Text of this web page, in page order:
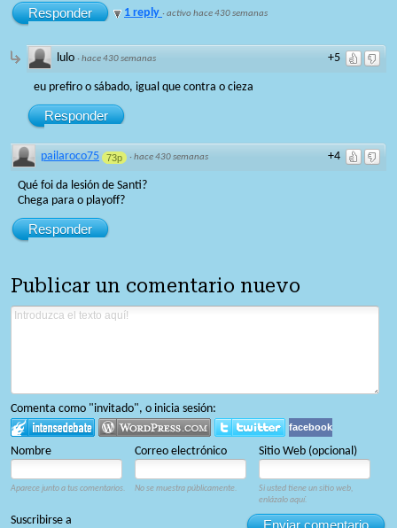
Responder 1 reply ·activo hace 430 semanas
+5
lulo ·hace 430 semanas
eu prefiro o sábado, igual que contra o cieza
Responder
+4
pailaroco75 73p ·hace 430 semanas
Qué foi da lesión de Santi?
Chega para o playoff?
Responder
Publicar un comentario nuevo
Comenta como "invitado", o inicia sesión:
facebook
Nombre Correo electrónico Sitio Web (opcional)
Aparece junto a tus comentarios. No se muestra públicamente.
Si usted tiene un sitio web,
enlázalo aquí.
Suscribirse a